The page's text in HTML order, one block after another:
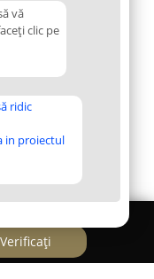
vă
clic pe
ridic
in proiectul
Verificați